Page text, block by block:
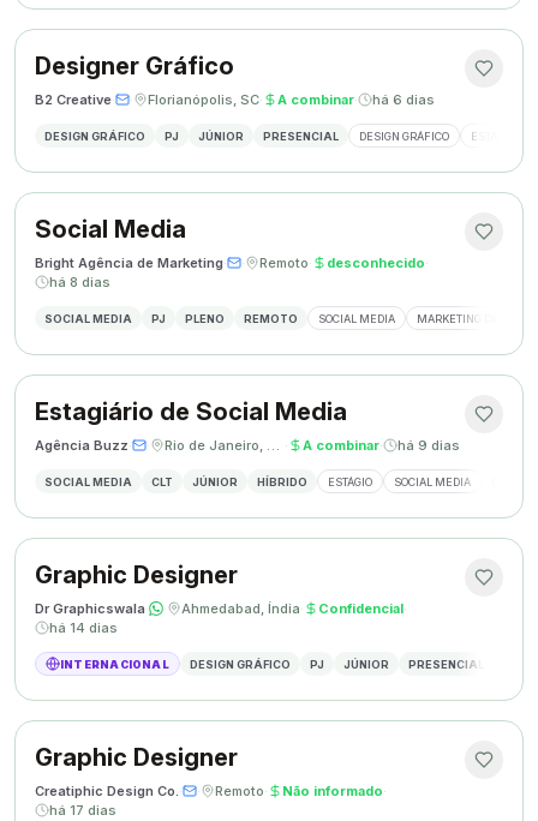
Designer Gráfico
B2 Creative· · Florianópolis, SC· A combinar· há 6 dias
DESIGN GRÁFICO PJ JÚNIOR PRESENCIAL DESIGN GRÁFICO ESTÁGIO
Social Media
Bright Agência de Marketing· · Remoto· desconhecido·
há 8 dias
SOCIAL MEDIA PJ PLENO REMOTO SOCIAL MEDIA MARKETING DIGITAL
Estagiário de Social Media
Agência Buzz· · Rio de Janeiro, Brasil · A combinar· há 9 dias
SOCIAL MEDIA CLT JÚNIOR HÍBRIDO ESTÁGIO SOCIAL MEDIA
Graphic Designer
Dr Graphicswala· · Ahmedabad, Índia· Confidencial·
há 14 dias
INTERNACIONAL DESIGN GRÁFICO PJ JÚNIOR PRESENCIAL
Graphic Designer
Creatiphic Design Co.· · Remoto· Não informado·
há 17 dias